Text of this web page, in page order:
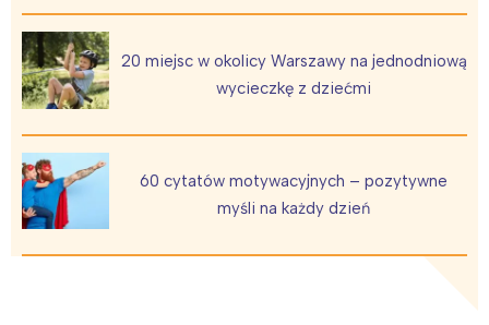
20 miejsc w okolicy Warszawy na jednodniową
wycieczkę z dziećmi
60 cytatów motywacyjnych – pozytywne
myśli na każdy dzień